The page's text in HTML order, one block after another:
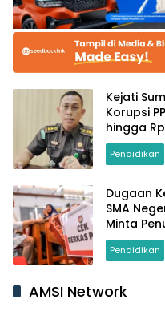
Kejati
Korupsi
hingga
Pendidikan
Dugaan
SMA
Minta
Pendidikan
AMSI Network